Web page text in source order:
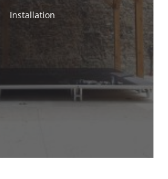
Installation